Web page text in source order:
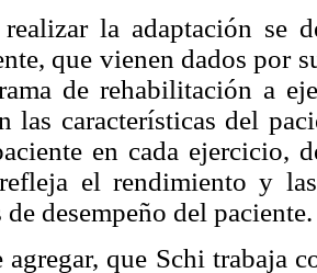
realizar la adaptación se
que vienen dados por
de rehabilitación a
las características del
en cada ejercicio,
el rendimiento y
de desempeño del paciente.
agregar, que Schi trabaja